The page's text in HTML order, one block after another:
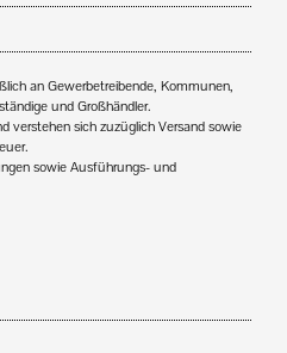
an Gewerbetreibende, Kommunen,
und Großhändler.
verstehen sich zuzüglich Versand sowie
sowie Ausführungs- und